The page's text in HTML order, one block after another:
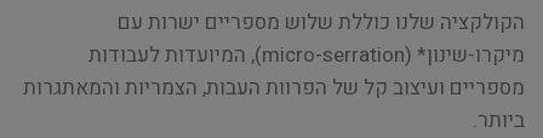
הקולקציה שלנו כוללת שלוש מספריים ישרות עם
מיקרו-שינון* (micro-serration), המיועדות לעבודות
מספריים ועיצוב קל של הפרוות העבות, הצמריות והמאתגרות
ביותר.